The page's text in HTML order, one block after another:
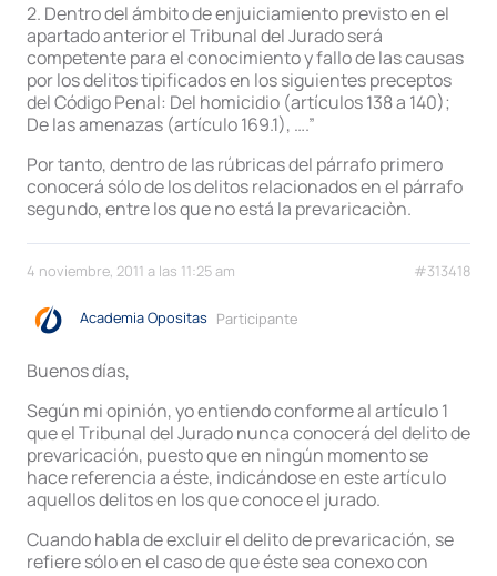
2. Dentro del ámbito de enjuiciamiento previsto en el
apartado anterior el Tribunal del Jurado será
competente para el conocimiento y fallo de las causas
por los delitos tipificados en los siguientes preceptos
del Código Penal: Del homicidio (artículos 138 a 140);
De las amenazas (artículo 169.1), ….”
Por tanto, dentro de las rúbricas del párrafo primero
conocerá sólo de los delitos relacionados en el párrafo
segundo, entre los que no está la prevaricaciòn.
4 noviembre, 2011 a las 11:25 am #313418
Academia Opositas Participante
Buenos días,
Según mi opinión, yo entiendo conforme al artículo 1
que el Tribunal del Jurado nunca conocerá del delito de
prevaricación, puesto que en ningún momento se
hace referencia a éste, indicándose en este artículo
aquellos delitos en los que conoce el jurado.
Cuando habla de excluir el delito de prevaricación, se
refiere sólo en el caso de que éste sea conexo con